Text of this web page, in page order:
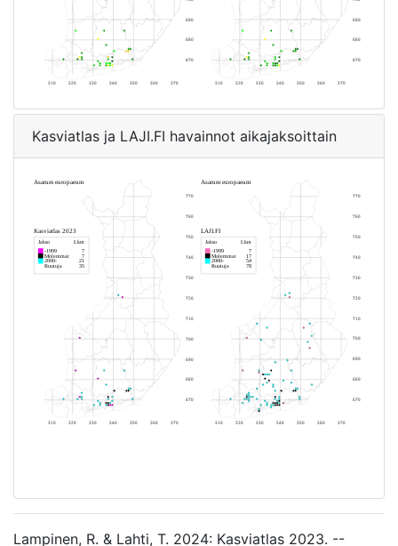
Kasviatlas ja LAJI.FI havainnot aikajaksoittain
Lampinen, R. & Lahti, T. 2024: Kasviatlas 2023. --